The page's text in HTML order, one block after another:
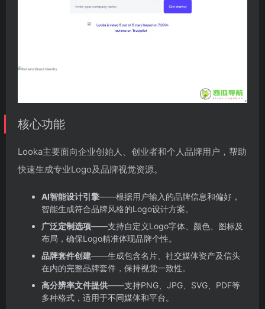
核心功能
Looka主要面向企业创始人、创业者和个人品牌用户，帮助
快速生成专业Logo及品牌视觉资源。
AI智能设计引擎——根据用户输入的品牌信息和偏好，
智能生成符合品牌风格的Logo设计方案。
广泛定制选项——支持自定义Logo字体、颜色、图标及
布局，确保Logo精准体现品牌个性。
品牌套件创建——生成包含名片、社交媒体资产及信头
在内的完整品牌套件，保持视觉一致性。
高分辨率文件提供——支持PNG、JPG、SVG、PDF等
多种格式，适用于不同媒体和平台。